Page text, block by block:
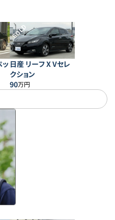
SOLD
日産 リーフ X Vセレ
クション
90万円